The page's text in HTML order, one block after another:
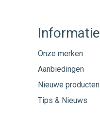
Informatie
Onze merken
Aanbiedingen
Nieuwe producten
Tips & Nieuws